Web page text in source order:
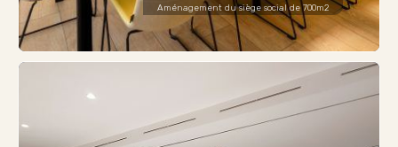
Aménagement du siège social de 700m2